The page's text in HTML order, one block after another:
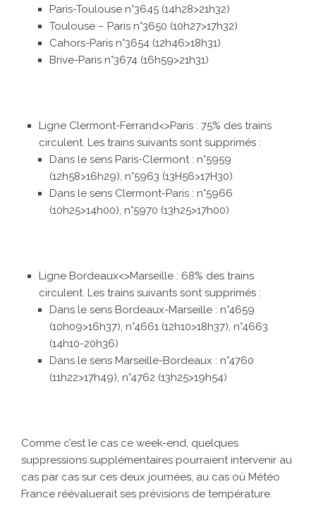
Paris-Toulouse n°3645 (14h28>21h32)
Toulouse – Paris n°3650 (10h27>17h32)
Cahors-Paris n°3654 (12h46>18h31)
Brive-Paris n°3674 (16h59>21h31)
Ligne Clermont-Ferrand<>Paris : 75% des trains
circulent. Les trains suivants sont supprimés :
Dans le sens Paris-Clermont : n°5959
(12h58>16h29), n°5963 (13H56>17H30)
Dans le sens Clermont-Paris : n°5966
(10h25>14h00), n°5970 (13h25>17h00)
Ligne Bordeaux<>Marseille : 68% des trains
circulent. Les trains suivants sont supprimés :
Dans le sens Bordeaux-Marseille : n°4659
(10h09>16h37), n°4661 (12h10>18h37), n°4663
(14h10-20h36)
Dans le sens Marseille-Bordeaux : n°4760
(11h22>17h49), n°4762 (13h25>19h54)
Comme c’est le cas ce week-end, quelques
suppressions supplémentaires pourraient intervenir au
cas par cas sur ces deux journées, au cas où Météo
France réévaluerait ses prévisions de température.